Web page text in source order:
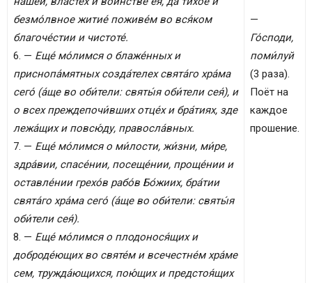
безмо́лвное житие́ поживе́м во вся́ком
благоче́стии и чистоте́.
6. — Еще́ мо́лимся о блаже́нных и
приснопа́мятных созда́телех свята́го хра́ма
сего́ (а́ще во оби́тели: святы́я оби́тели сея́), и
о всех преждепочи́вших отце́х и бра́тиях, зде
лежа́щих и повсю́ду, правосла́вных.
7. — Еще́ мо́лимся о ми́лости, жи́зни, ми́ре,
здра́вии, спасе́нии, посеще́нии, проще́нии и
оставле́нии грехо́в рабо́в Бо́жиих, бра́тии
свята́го хра́ма сего́ (а́ще во оби́тели: святы́я
оби́тели сея́).
8. — Еще́ мо́лимся о плодонося́щих и
доброде́ющих во святе́м и всечестне́м хра́ме
сем, тружда́ющихся, пою́щих и предстоя́щих
—
Го́споди,
поми́луй
(3 раза).
Поёт на
каждое
прошение.